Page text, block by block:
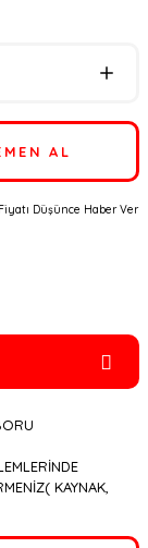
AL
Fiyatı Düşünce Haber Ver
KAYNAK,